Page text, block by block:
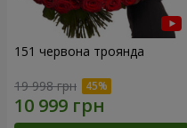
151 червона троянда
19 998 грн